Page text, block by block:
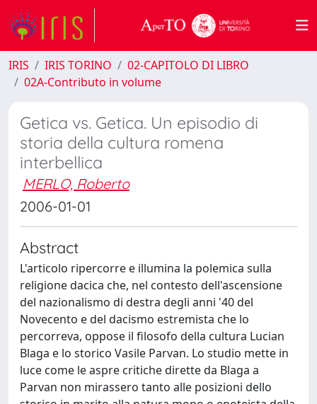
IRIS IRIS TORINO
02-CAPITOLO DI LIBRO
02A-Contributo in volume
Getica vs. Getica. Un episodio di
storia della cultura romena
interbellica
MERLO, Roberto
2006-01-01
Abstract
L'articolo ripercorre e illumina la polemica sulla
religione dacica che, nel contesto dell'ascensione
del nazionalismo di destra degli anni '40 del
Novecento e del dacismo estremista che lo
percorreva, oppose il filosofo della cultura Lucian
Blaga e lo storico Vasile Parvan. Lo studio mette in
luce come le aspre critiche dirette da Blaga a
Parvan non mirassero tanto alle posizioni dello